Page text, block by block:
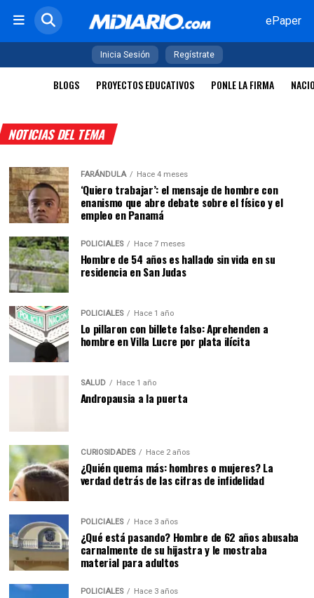
ePaper
Inicia Sesión Regístrate
BLOGS PROYECTOS EDUCATIVOS PONLE LA FIRMA
NOTICIAS DEL TEMA
FARÁNDULA Hace 4 meses
‘Quiero trabajar’: el mensaje de hombre con
enanismo que abre debate sobre el físico y el
empleo en Panamá
POLICIALES Hace 7 meses
Hombre de 54 años es hallado sin vida en su
residencia en San Judas
POLICIALES Hace 1 año
Lo pillaron con billete falso: Aprehenden a
hombre en Villa Lucre por plata ilícita
SALUD Hace 1 año
Andropausia a la puerta
CURIOSIDADES Hace 2 años
¿Quién quema más: hombres o mujeres? La
verdad detrás de las cifras de infidelidad
POLICIALES Hace 3 años
¿Qué está pasando? Hombre de 62 años abusaba
carnalmente de su hijastra y le mostraba
material para adultos
POLICIALES Hace 3 años